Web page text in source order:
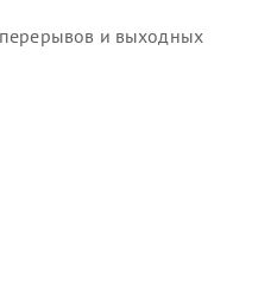
и выходных